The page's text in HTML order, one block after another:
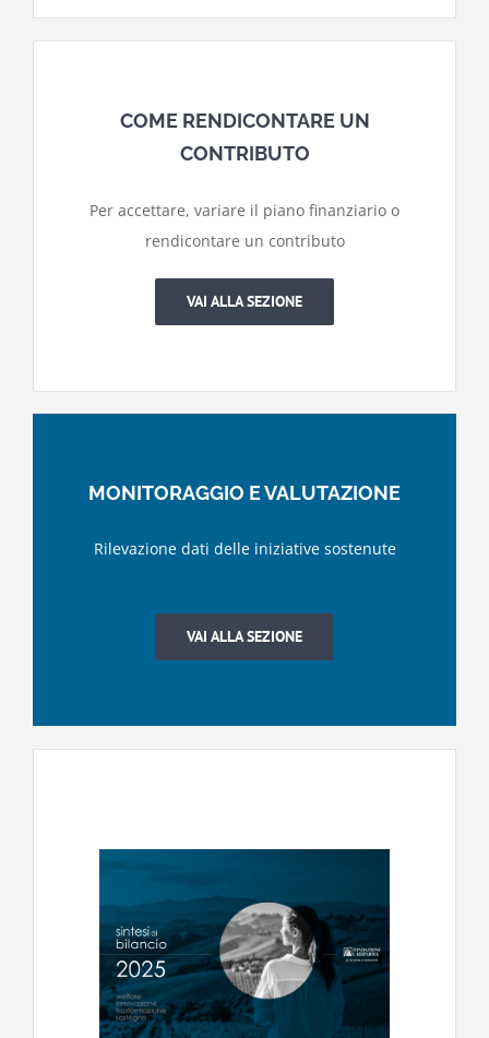
COME RENDICONTARE UN
CONTRIBUTO
Per accettare, variare il piano finanziario o
rendicontare un contributo
VAI ALLA SEZIONE
MONITORAGGIO E VALUTAZIONE
Rilevazione dati delle iniziative sostenute
VAI ALLA SEZIONE